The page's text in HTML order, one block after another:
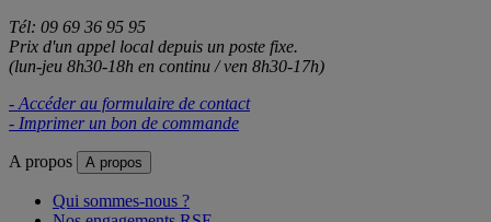
Tél: 09 69 36 95 95
Prix d'un appel local depuis un poste fixe.
(lun-jeu 8h30-18h en continu / ven 8h30-17h)
- Accéder au formulaire de contact
- Imprimer un bon de commande
A propos A propos
Qui sommes-nous ?